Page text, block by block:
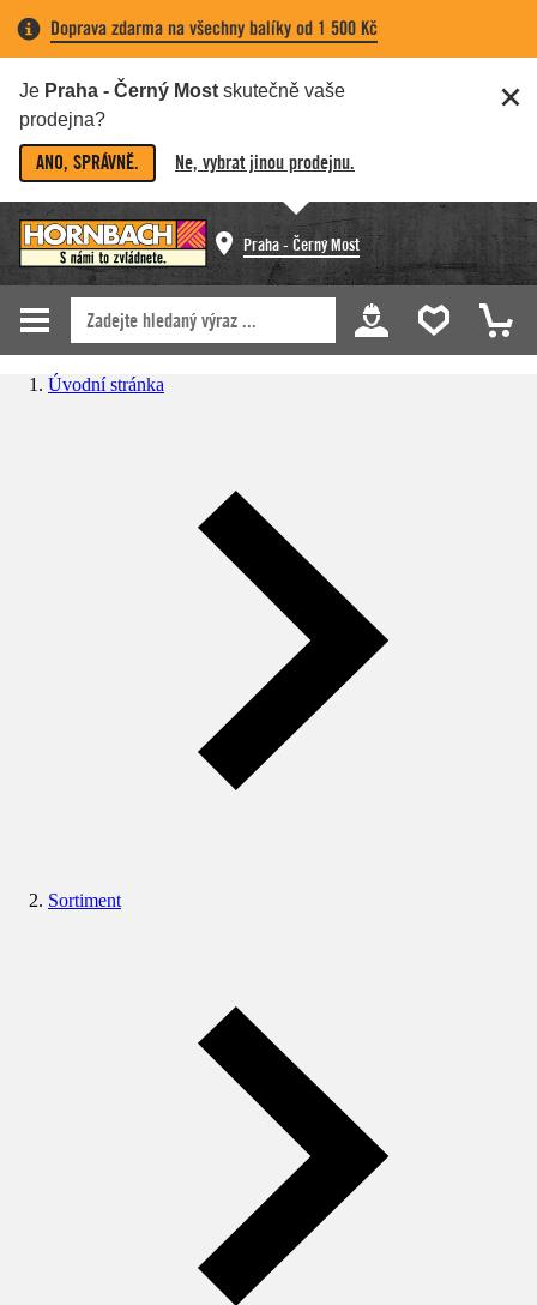
Doprava zdarma na všechny balíky od 1 500 Kč
Je Praha - Černý Most skutečně vaše
prodejna?
ANO, SPRÁVNĚ. Ne, vybrat jinou prodejnu.
Praha - Černý Most
Úvodní stránka
Sortiment